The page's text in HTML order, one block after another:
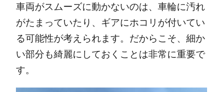
車両がスムーズに動かないのは、車輪に汚れ
がたまっていたり、ギアにホコリが付いてい
る可能性が考えられます。 だからこそ、細か
い部分も綺麗にしておくことは非常に重要で
す。